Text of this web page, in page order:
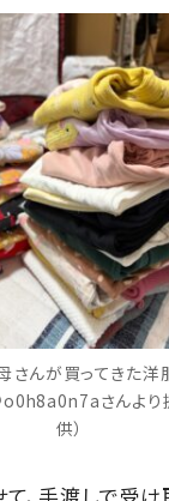
さんが買ってきた洋
さんより
供）